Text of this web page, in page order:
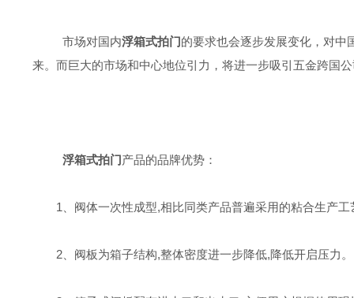
市场对国内浮箱式拍门的要求也会逐步发展变化，对中
来。而巨大的市场和中心地位引力，将进一步吸引五金跨国
浮箱式拍门产品的品牌优势：
1、阀体一次性成型,相比同类产品普遍采用的粘合生产
2、阀板为箱子结构,整体密度进一步降低,降低开启压力。